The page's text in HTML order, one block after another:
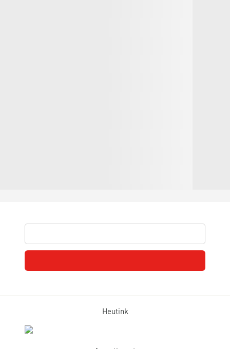
Heutink